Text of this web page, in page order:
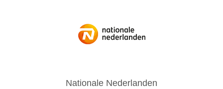
Nationale Nederlanden